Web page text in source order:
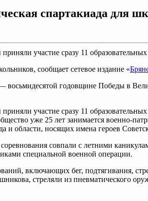
спартакиада для
участие сразу 11
сообщает сетевое издание «
восьмидесятой годовщине Победы в
участие сразу 11
уже 25 лет занимается военно-
и области, носящих имена героев
совпали с летними
специальной военной операции.
включающих бег, подтягивания,
стреляли из пневматического